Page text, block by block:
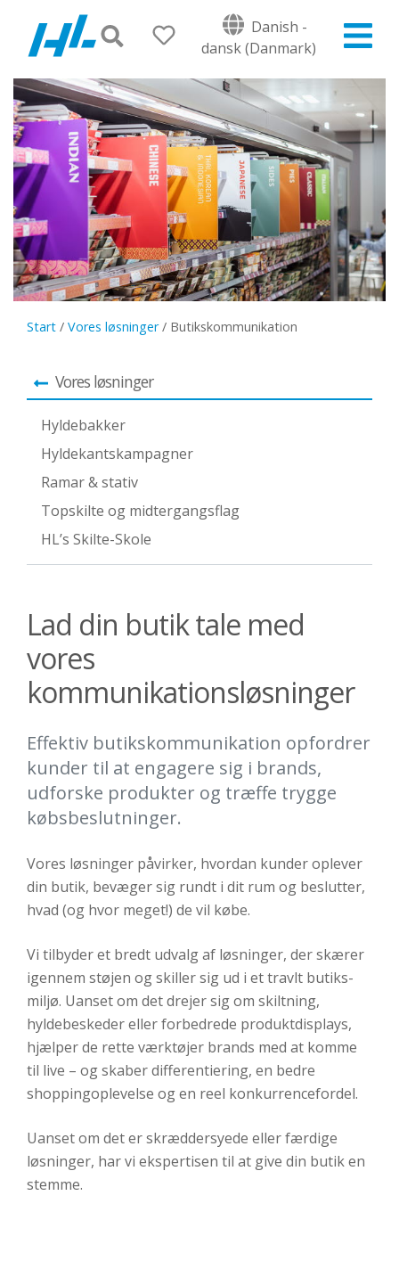
Danish -
dansk (Danmark)
Start / Vores løsninger/ Butikskommunikation
Vores løsninger
Hyldebakker
Hyldekantskampagner
Ramar & stativ
Topskilte og midtergangsflag
HL’s Skilte-Skole
Lad din butik tale med
vores
kommunikationsløsninger
Effektiv butikskommunikation opfordrer
kunder til at engagere sig i brands,
udforske produkter og træffe trygge
købsbeslutninger.
Vores løsninger påvirker, hvordan kunder oplever
din butik, bevæger sig rundt i dit rum og beslutter,
hvad (og hvor meget!) de vil købe.
Vi tilbyder et bredt udvalg af løsninger, der skærer
igennem støjen og skiller sig ud i et travlt butiks­
miljø. Uanset om det drejer sig om skiltning,
hyldebeskeder eller forbedrede produktdisplays,
hjælper de rette værktøjer brands med at komme
til live – og skaber differentiering, en bedre
shoppingoplevelse og en reel konkurrencefordel.
Uanset om det er skræddersyede eller færdige
løsninger, har vi ekspertisen til at give din butik en
stemme.